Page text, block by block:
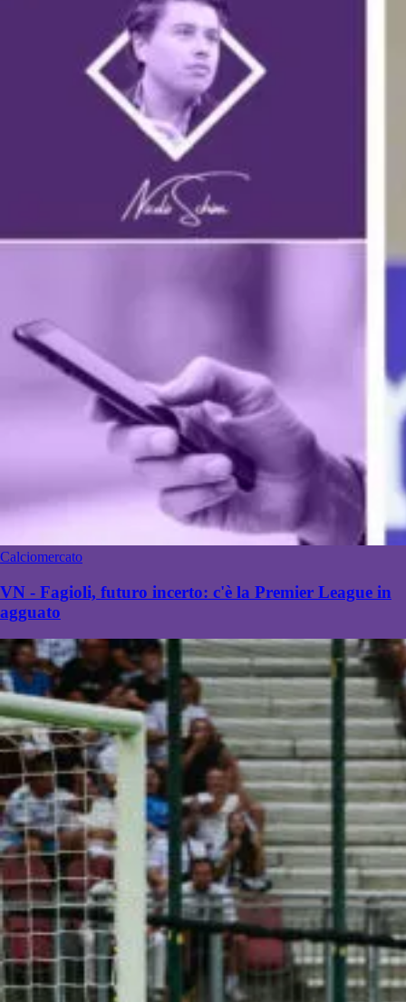
Calciomercato
VN - Fagioli, futuro incerto: c'è la Premier League in
agguato